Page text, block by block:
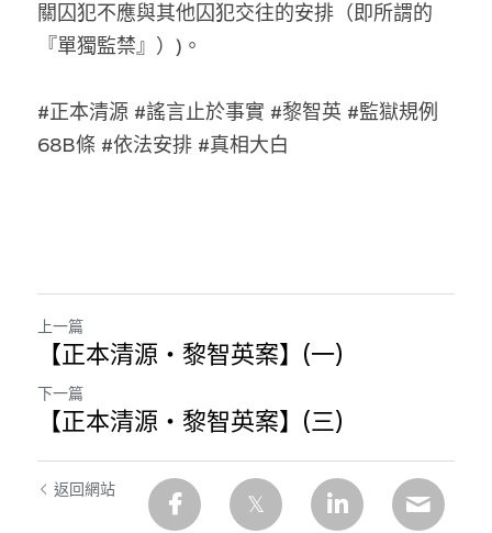
林伯強專欄
馮煒光專欄
趙處機專欄
龔靜儀大律師專欄
陳貴春大律師專欄
陳子遷律師專欄
羅浚軒專欄
條款及細則
關於我們
English
關囚犯不應與其他囚犯交往的安排（即所謂的
『單獨監禁』）)。
#正本清源 #謠言止於事實 #黎智英 #監獄規例
68B條 #依法安排 #真相大白
上一篇
【正本清源‧黎智英案】(一)
下一篇
【正本清源‧黎智英案】(三)
返回網站